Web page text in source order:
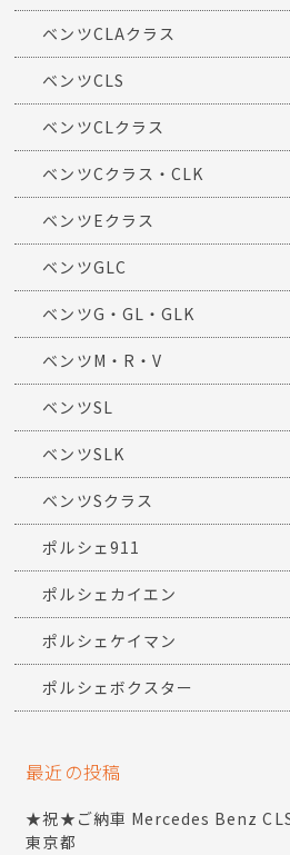
ベンツCLAクラス
ベンツCLS
ベンツCLクラス
ベンツCクラス・CLK
ベンツEクラス
ベンツGLC
ベンツG・GL・GLK
ベンツM・R・V
ベンツSL
ベンツSLK
ベンツSクラス
ポルシェ911
ポルシェカイエン
ポルシェケイマン
ポルシェボクスター
最近の投稿
★祝★ご納車 Mercedes Benz
東京都